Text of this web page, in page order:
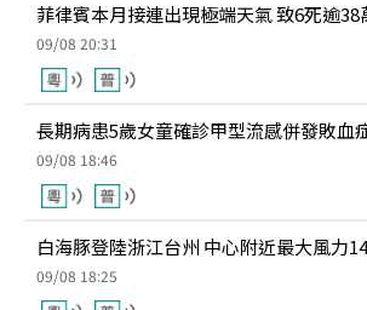
菲律賓本月接連出現極端天氣 致6死逾38
09/08 20:31
長期病患5歲女童確診甲型流感併發敗血
09/08 18:46
白海豚登陸浙江台州 中心附近最大風力
09/08 18:25